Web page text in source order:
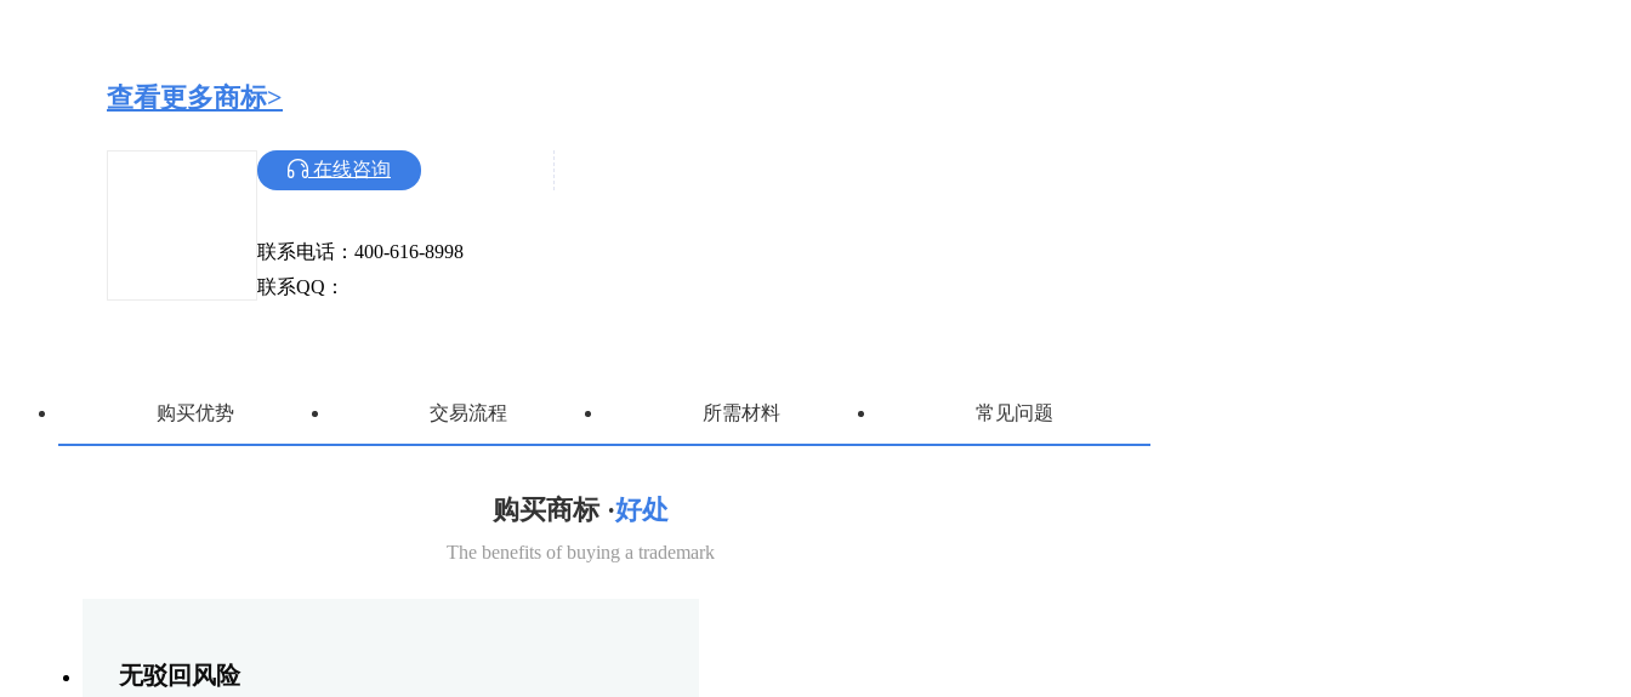
查看更多商标>
在线咨询
联系电话：400-616-8998
联系QQ：
购买优势 交易流程 所需材料 常见问题
购买商标 ·好处
The benefits of buying a trademark
无驳回风险